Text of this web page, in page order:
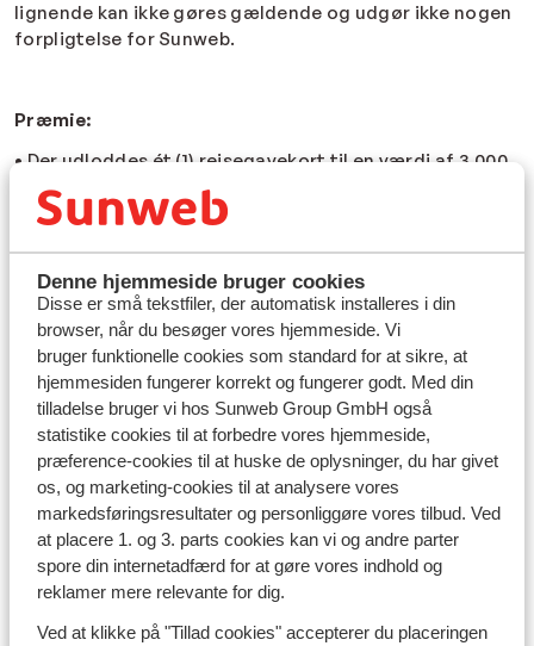
Denne hjemmeside bruger cookies
Disse er små tekstfiler, der automatisk installeres i din
browser, når du besøger vores hjemmeside. Vi
bruger funktionelle cookies som standard for at sikre, at
hjemmesiden fungerer korrekt og fungerer godt. Med din
tilladelse bruger vi hos Sunweb Group GmbH også
statistike cookies til at forbedre vores hjemmeside,
præference-cookies til at huske de oplysninger, du har givet
os, og marketing-cookies til at analysere vores
markedsføringsresultater og personliggøre vores tilbud. Ved
at placere 1. og 3. parts cookies kan vi og andre parter
spore din internetadfærd for at gøre vores indhold og
reklamer mere relevante for dig.
Ved at klikke på "Tillad cookies" accepterer du placeringen
lignende kan ikke gøres gældende og udgør ikke nogen
forpligtelse for Sunweb.
Præmie:
• Der udloddes ét (1) rejsegavekort til en værdi af 3.000
kr. Yderligere omkostninger i forbindelse med den
bookede solrejse, hvor gavekortet anvendes, pålægges
• Der er ingen minimumsgrænse for solrejsen som
rejsegavekortet anvendes til.
• Udførelsen af præmien er underlagt Sunwebs
generelle vilkår og betingelser, som du finder her .
Deltagelse:
• Der er 2 muligheder for at deltage i konkurrencen:
1. Post dit feriebillede/din ferievideo på din egen
Instagram med #Sunwebellertag @Sunweb.
2. Del dit feriebillede/din ferievideo under det officielle
giveaway-opslag på Facebook.